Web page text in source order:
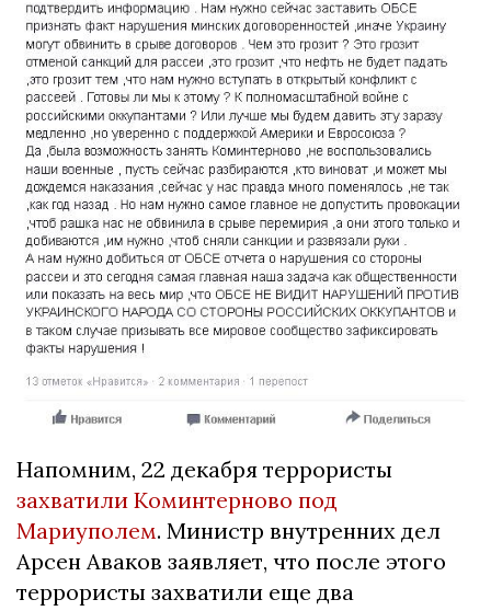
Напомним, 22 декабря террористы
захватили Коминтерново под
Мариуполем. Министр внутренних дел
Арсен Аваков заявляет, что после этого
террористы захватили еще два